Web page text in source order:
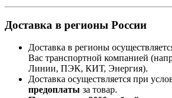
Доставка в регионы России
Доставка в регионы
Вас транспортной компанией
Линии, ПЭК, КИТ, Энергия).
Доставка осуществляется при
предоплаты за товар.